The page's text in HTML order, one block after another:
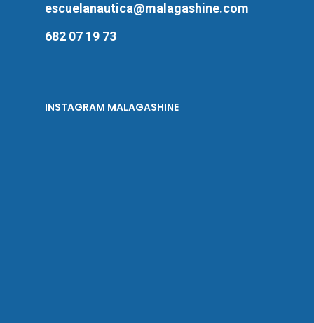
escuelanautica@malagashine.com
682 07 19 73
INSTAGRAM MALAGASHINE